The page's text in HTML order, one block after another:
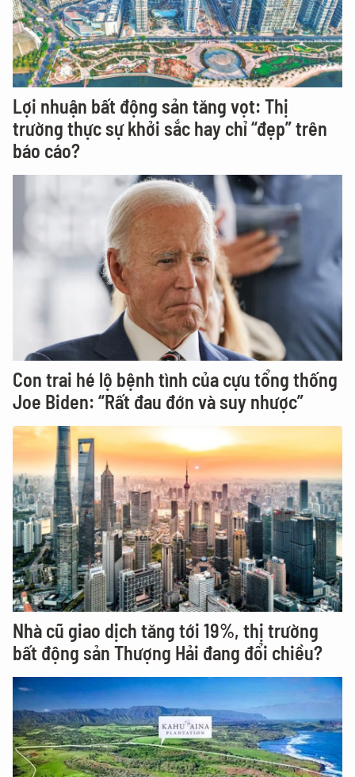
Lợi nhuận bất động sản tăng vọt: Thị
trường thực sự khởi sắc hay chỉ “đẹp” trên
báo cáo?
Con trai hé lộ bệnh tình của cựu tổng thống
Joe Biden: “Rất đau đớn và suy nhược”
Nhà cũ giao dịch tăng tới 19%, thị trường
bất động sản Thượng Hải đang đổi chiều?